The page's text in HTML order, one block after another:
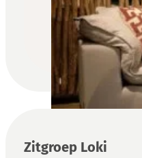
Zitgroep Loki